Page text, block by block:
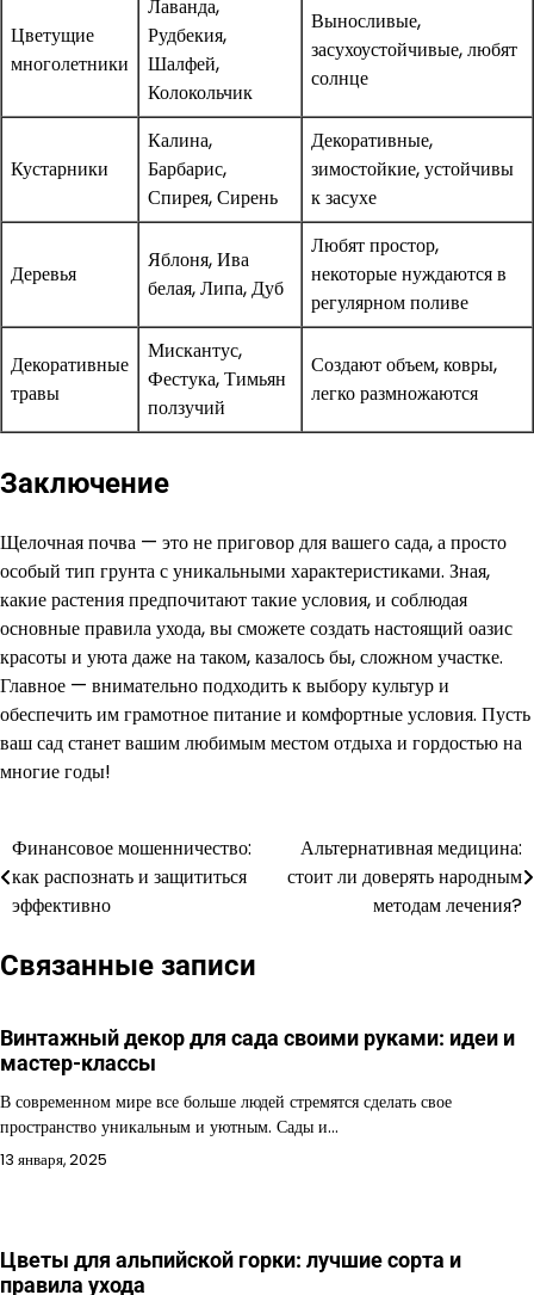
Цветущие
многолетники
Лаванда,
Рудбекия,
Шалфей,
Колокольчик
Выносливые,
засухоустойчивые, любят
солнце
Кустарники
Калина,
Барбарис,
Спирея, Сирень
Декоративные,
зимостойкие, устойчивы
к засухе
Деревья
Яблоня, Ива
белая, Липа, Дуб
Любят простор,
некоторые нуждаются в
регулярном поливе
Декоративные
травы
Мискантус,
Фестука, Тимьян
ползучий
Создают объем, ковры,
легко размножаются
Заключение
Щелочная почва — это не приговор для вашего сада, а просто
особый тип грунта с уникальными характеристиками. Зная,
какие растения предпочитают такие условия, и соблюдая
основные правила ухода, вы сможете создать настоящий оазис
красоты и уюта даже на таком, казалось бы, сложном участке.
Главное — внимательно подходить к выбору культур и
обеспечить им грамотное питание и комфортные условия. Пусть
ваш сад станет вашим любимым местом отдыха и гордостью на
многие годы!
Навигация
по
Финансовое мошенничество:
как распознать и защититься
эффективно
Альтернативная медицина:
стоит ли доверять народным
методам лечения?
Связанные записи
Винтажный декор для сада своими руками: идеи и
мастер-классы
В современном мире все больше людей стремятся сделать свое
пространство уникальным и уютным. Сады и…
13 января, 2025
Цветы для альпийской горки: лучшие сорта и
правила ухода